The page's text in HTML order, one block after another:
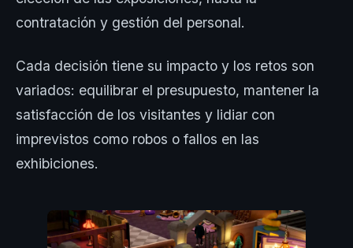
contratación y gestión del personal.
Cada decisión tiene su impacto y los retos son
variados: equilibrar el presupuesto, mantener la
satisfacción de los visitantes y lidiar con
imprevistos como robos o fallos en las
exhibiciones.